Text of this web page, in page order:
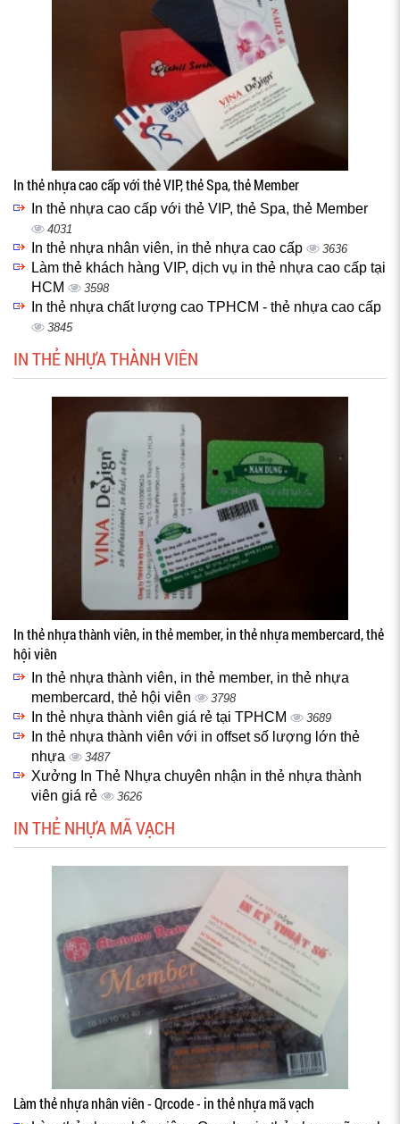
In thẻ nhựa cao cấp với thẻ VIP, thẻ Spa, thẻ Member
In thẻ nhựa cao cấp với thẻ VIP, thẻ Spa, thẻ Member
4031
In thẻ nhựa nhân viên, in thẻ nhựa cao cấp 3636
Làm thẻ khách hàng VIP, dịch vụ in thẻ nhựa cao cấp tại
HCM
3598
In thẻ nhựa chất lượng cao TPHCM - thẻ nhựa cao cấp
3845
IN THẺ NHỰA THÀNH VIÊN
In thẻ nhựa thành viên, in thẻ member, in thẻ nhựa membercard, thẻ
hội viên
In thẻ nhựa thành viên, in thẻ member, in thẻ nhựa
membercard, thẻ hội viên
3798
In thẻ nhựa thành viên giá rẻ tại TPHCM 3689
In thẻ nhựa thành viên với in offset số lượng lớn thẻ
nhựa
3487
Xưởng In Thẻ Nhựa chuyên nhận in thẻ nhựa thành
viên giá rẻ
3626
IN THẺ NHỰA MÃ VẠCH
Làm thẻ nhựa nhân viên - Qrcode - in thẻ nhựa mã vạch